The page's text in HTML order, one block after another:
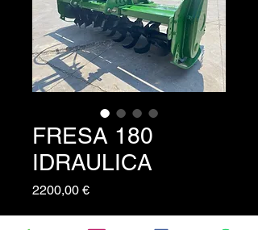
FRESA 180
IDRAULICA
2200,00 €Prezzo
Fresatrice cm 180 con